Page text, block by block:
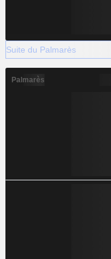
Suite du Palmarès
Palmarès